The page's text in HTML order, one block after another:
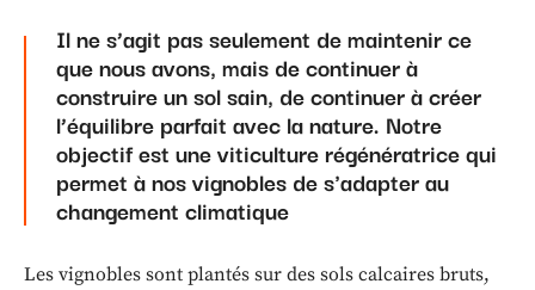
Il ne s’agit pas seulement de maintenir ce
que nous avons, mais de continuer à
construire un sol sain, de continuer à créer
l’équilibre parfait avec la nature. Notre
objectif est une viticulture régénératrice qui
permet à nos vignobles de s'adapter au
changement climatique
Les vignobles sont plantés sur des sols calcaires bruts,